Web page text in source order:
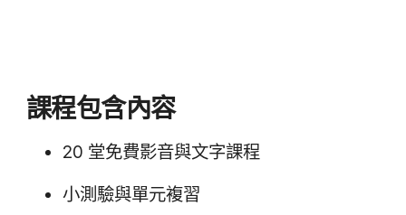
課程​包含​內容
20 堂​免費​影音​與​文字​課程
小​測驗​與​單元​複習